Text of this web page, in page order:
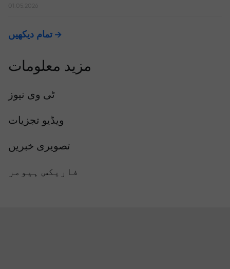
01.05.2026
تمام دیکھیں
مزید معلومات
ٹی وی نیوز
ویڈیو تجزیات
تصویری خبریں
فاریکس ہیومر